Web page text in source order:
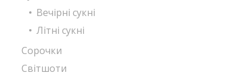
Вечірні сукні
Літні сукні
Сорочки
Світшоти